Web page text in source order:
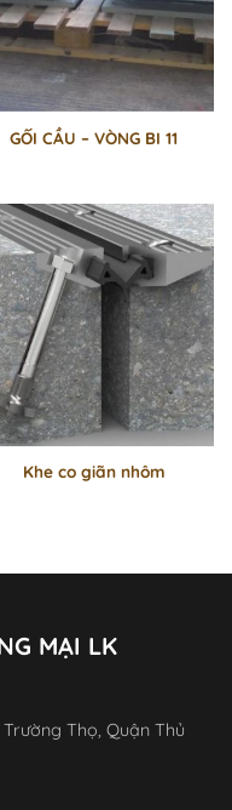
GỐI CẦU – VÒNG BI 11
Khe co giãn nhôm
MẠI LK
Thọ, Quận Thủ